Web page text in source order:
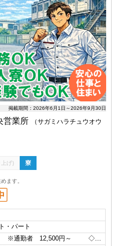
掲載期間：2026年6月1日～2026年9月30日
営業所
（サガミハラチュウオウ
げ) 寮
ます。
・パート
※通勤者 12,500円～ ◇…